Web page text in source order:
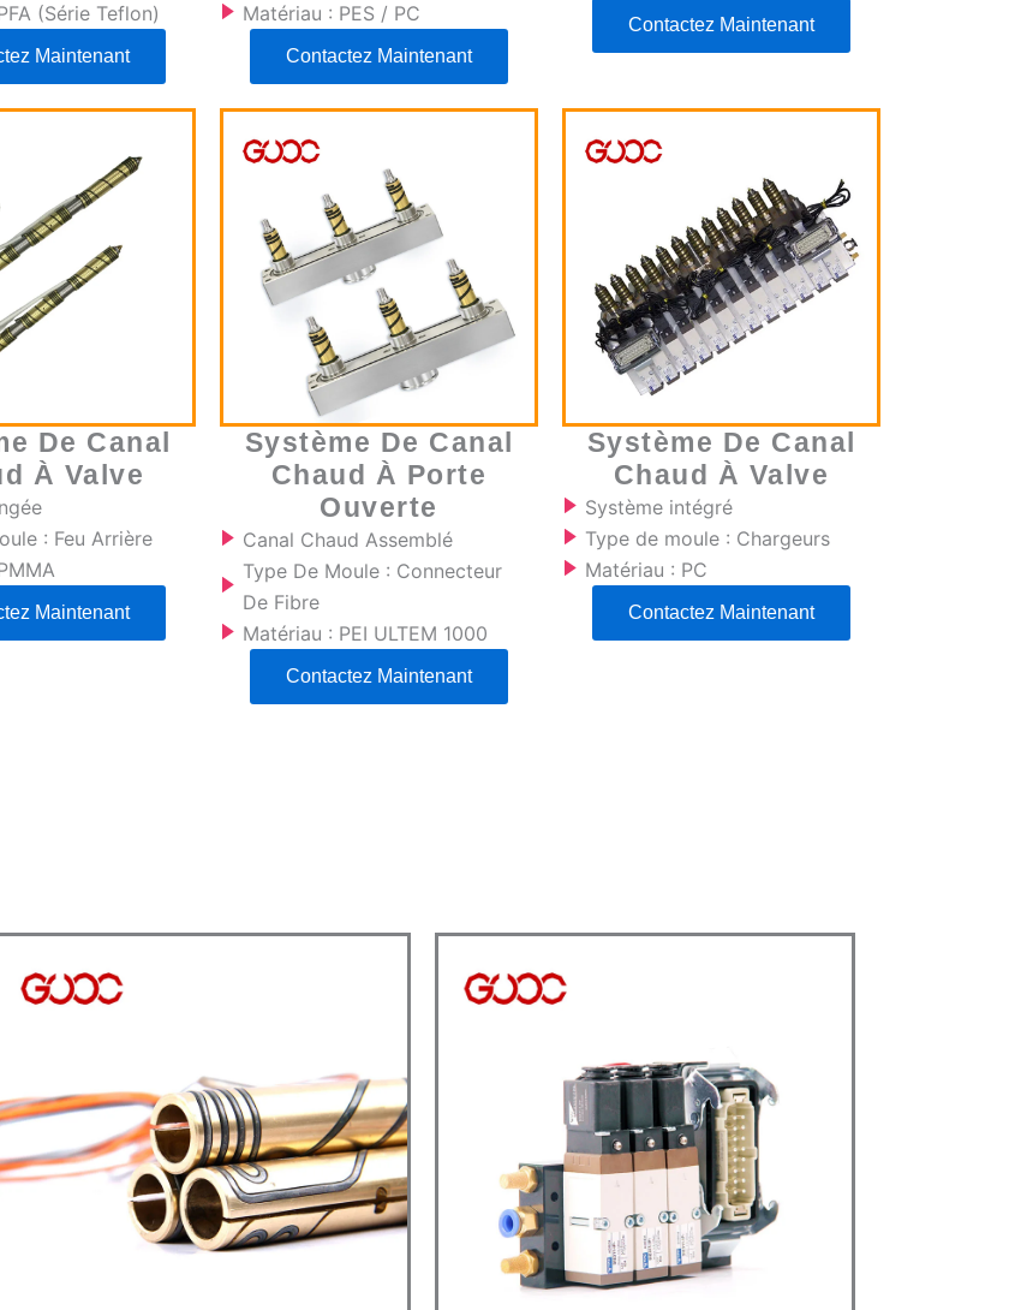
(série Teflon)
Maintenant
Matériau : PES / PC
Contactez Maintenant
Contactez Maintenant
De Canal
À Valve
: Feu Arrière
Maintenant
Système De Canal
Chaud À Porte
Ouverte
Canal Chaud Assemblé
Type De Moule : Connecteur
De Fibre
Matériau : PEI ULTEM 1000
Contactez Maintenant
Système De Canal
Chaud À Valve
Système intégré
Type de moule : Chargeurs
Matériau : PC
Contactez Maintenant